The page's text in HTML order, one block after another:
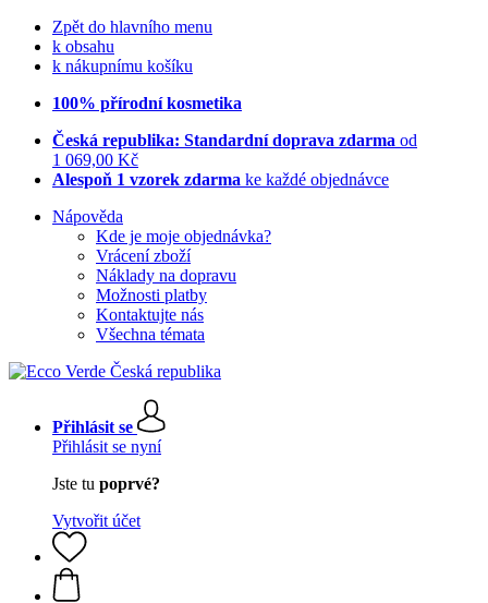
Zpět do hlavního menu
k obsahu
k nákupnímu košíku
100% přírodní kosmetika
Česká republika: Standardní doprava zdarma od
1 069,00 Kč
Alespoň 1 vzorek zdarma ke každé objednávce
Nápověda
Kde je moje objednávka?
Vrácení zboží
Náklady na dopravu
Možnosti platby
Kontaktujte nás
Všechna témata
Přihlásit se
Přihlásit se nyní
Jste tu poprvé?
Vytvořit účet